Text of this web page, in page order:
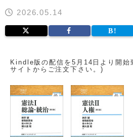
2026.05.14
Kindle版の配信を5月14日より開
サイトからご注文下さい。)